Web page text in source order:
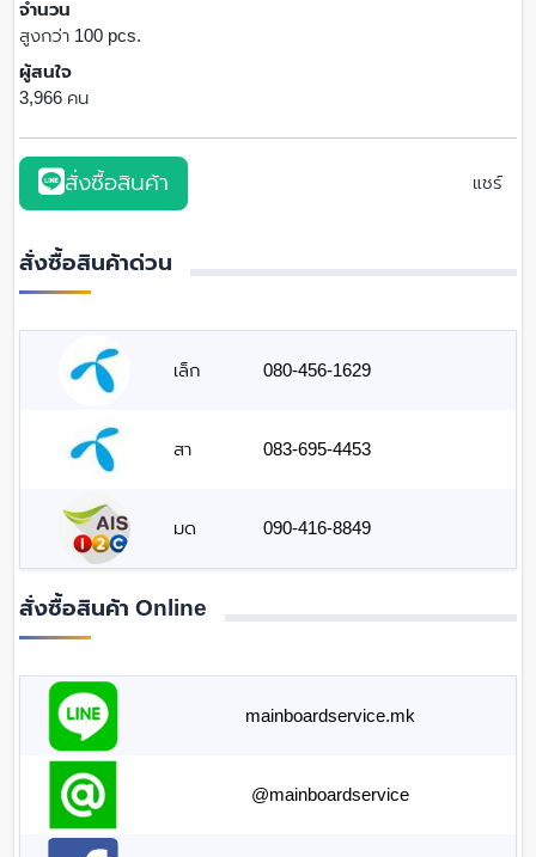
จำนวน
สูงกว่า 100 pcs.
ผู้สนใจ
3,966 คน
สั่งซื้อสินค้า แชร์
สั่งซื้อสินค้าด่วน
เล็ก 080-456-1629
สา 083-695-4453
มด 090-416-8849
สั่งซื้อสินค้า Online
mainboardservice.mk
@mainboardservice